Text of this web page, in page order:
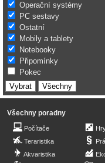
Operační systémy
PC sestavy
Ostatní
Mobily a tablety
Notebooky
Připomínky
Pokec
Všechny poradny
Počítače
Teraristika
Akvaristika